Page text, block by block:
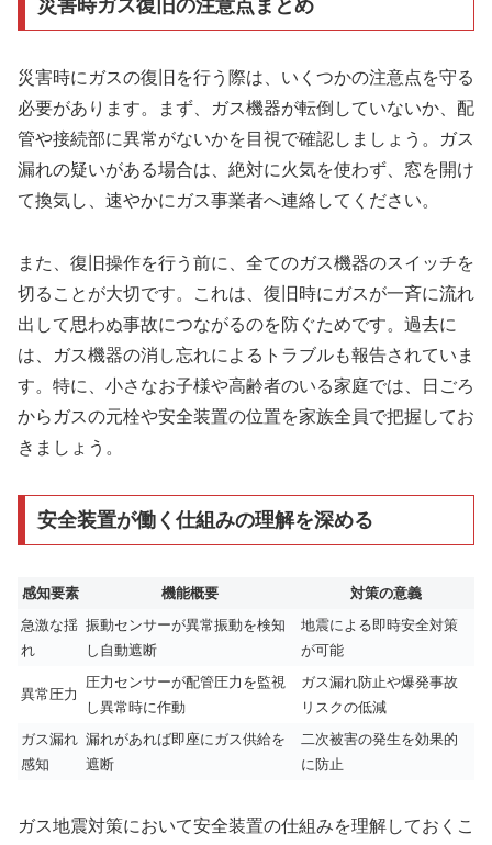
災害時ガス復旧の注意点まとめ
災害時にガスの復旧を行う際は、いくつかの注意点を守る
必要があります。まず、ガス機器が転倒していないか、配
管や接続部に異常がないかを目視で確認しましょう。ガス
漏れの疑いがある場合は、絶対に火気を使わず、窓を開け
て換気し、速やかにガス事業者へ連絡してください。
また、復旧操作を行う前に、全てのガス機器のスイッチを
切ることが大切です。これは、復旧時にガスが一斉に流れ
出して思わぬ事故につながるのを防ぐためです。過去に
は、ガス機器の消し忘れによるトラブルも報告されていま
す。特に、小さなお子様や高齢者のいる家庭では、日ごろ
からガスの元栓や安全装置の位置を家族全員で把握してお
きましょう。
安全装置が働く仕組みの理解を深める
感知要素 機能概要
対策の意義
急激な揺
れ
振動センサーが異常振動を検知
し自動遮断
地震による即時安全対策
が可能
異常圧力
圧力センサーが配管圧力を監視
し異常時に作動
ガス漏れ防止や爆発事故
リスクの低減
ガス漏れ
感知
漏れがあれば即座にガス供給を
遮断
二次被害の発生を効果的
に防止
ガス地震対策において安全装置の仕組みを理解しておくこ